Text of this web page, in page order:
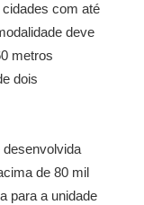
cidades com até
deve
metros
dois
desenvolvida
de 80 mil
para a unidade